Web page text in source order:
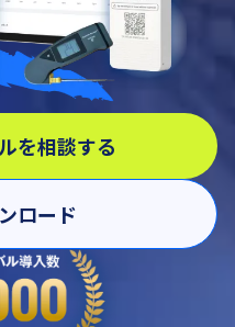
を相談する
ロード